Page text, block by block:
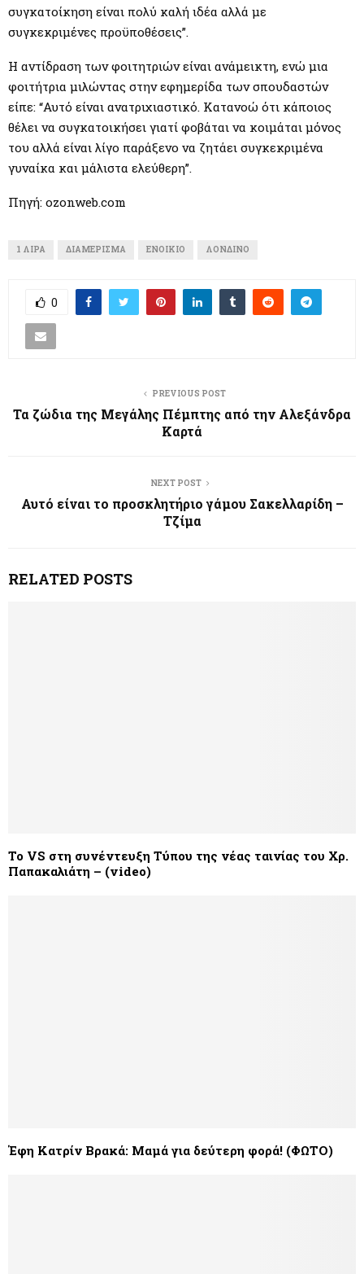
συγκατοίκηση είναι πολύ καλή ιδέα αλλά με
συγκεκριμένες προϋποθέσεις”.
Η αντίδραση των φοιτητριών είναι ανάμεικτη, ενώ μια
φοιτήτρια μιλώντας στην εφημερίδα των σπουδαστών
είπε: “Αυτό είναι ανατριχιαστικό. Κατανοώ ότι κάποιος
θέλει να συγκατοικήσει γιατί φοβάται να κοιμάται μόνος
του αλλά είναι λίγο παράξενο να ζητάει συγκεκριμένα
γυναίκα και μάλιστα ελεύθερη”.
Πηγή: ozonweb.com
1 ΛΊΡΑ ΔΙΑΜΈΡΙΣΜΑ ΕΝΟΊΚΙΟ ΛΟΝΔΊΝΟ
0
PREVIOUS POST
Τα ζώδια της Μεγάλης Πέμπτης από την Αλεξάνδρα
Καρτά
NEXT POST
Αυτό είναι το προσκλητήριο γάμου Σακελλαρίδη –
Τζίμα
RELATED POSTS
Το VS στη συνέντευξη Τύπου της νέας ταινίας του Χρ.
Παπακαλιάτη – (video)
Έφη Κατρίν Βρακά: Μαμά για δεύτερη φορά! (ΦΩΤΟ)